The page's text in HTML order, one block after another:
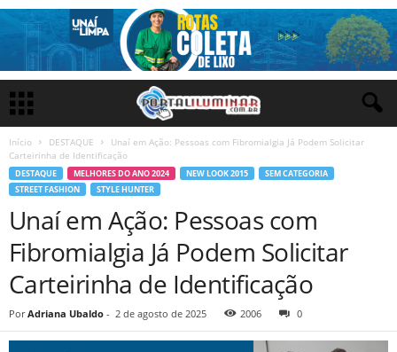
Início DESTAQUE
Unaí em Ação: Pessoas com Fibromialgia Já Podem Solicitar
Carteirinha de Identificação
DESTAQUE MELHORES DO ANO 2024 NEW LOOK 2015
SEM CATEGORIA
STREET FASHION
STYLE HUNTER
Unaí em Ação: Pessoas com
Fibromialgia Já Podem Solicitar
Carteirinha de Identificação
Por Adriana Ubaldo - 2 de agosto de 2025 2006 0